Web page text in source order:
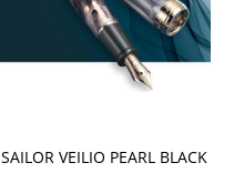
SAILOR VEILIO PEARL BLACK